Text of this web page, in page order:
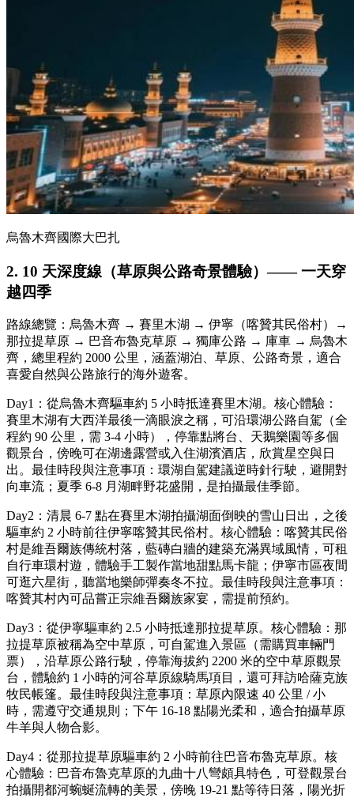
烏魯木齊國際大巴扎
2. 10 天深度線（草原與公路奇景體驗）—— 一天穿
越四季
路線總覽：烏魯木齊 → 賽里木湖 → 伊寧（喀贊其民俗村）→
那拉提草原 → 巴音布魯克草原 → 獨庫公路 → 庫車 → 烏魯木
齊，總里程約 2000 公里，涵蓋湖泊、草原、公路奇景，適合
喜愛自然與公路旅行的海外遊客。
Day1：從烏魯木齊驅車約 5 小時抵達賽里木湖。核心體驗：
賽里木湖有大西洋最後一滴眼淚之稱，可沿環湖公路自駕（全
程約 90 公里，需 3-4 小時），停靠點將台、天鵝樂園等多個
觀景台，傍晚可在湖邊露營或入住湖濱酒店，欣賞星空與日
出。最佳時段與注意事項：環湖自駕建議逆時針行駛，避開對
向車流；夏季 6-8 月湖畔野花盛開，是拍攝最佳季節。
Day2：清晨 6-7 點在賽里木湖拍攝湖面倒映的雪山日出，之後
驅車約 2 小時前往伊寧喀贊其民俗村。核心體驗：喀贊其民俗
村是維吾爾族傳統村落，藍磚白牆的建築充滿異域風情，可租
自行車環村遊，體驗手工製作當地甜點馬卡龍；伊寧市區夜間
可逛六星街，聽當地樂師彈奏冬不拉。最佳時段與注意事項：
喀贊其村內可品嘗正宗維吾爾族家宴，需提前預約。
Day3：從伊寧驅車約 2.5 小時抵達那拉提草原。核心體驗：那
拉提草原被稱為空中草原，可自駕進入景區（需購買車輛門
票），沿草原公路行駛，停靠海拔約 2200 米的空中草原觀景
台，體驗約 1 小時的河谷草原線騎馬項目，還可拜訪哈薩克族
牧民帳篷。最佳時段與注意事項：草原內限速 40 公里 / 小
時，需遵守交通規則；下午 16-18 點陽光柔和，適合拍攝草原
牛羊與人物合影。
Day4：從那拉提草原驅車約 2 小時前往巴音布魯克草原。核
心體驗：巴音布魯克草原的九曲十八彎頗具特色，可登觀景台
拍攝開都河蜿蜒流轉的美景，傍晚 19-21 點等待日落，陽光折